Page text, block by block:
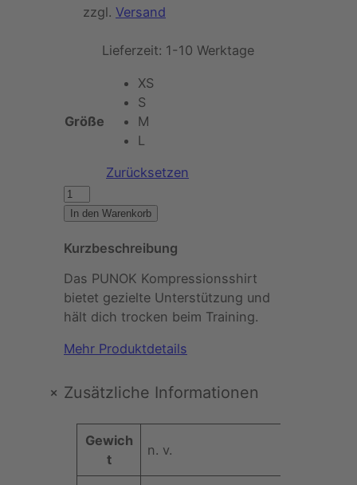
zzgl. Versand
Lieferzeit: 1-10 Werktage
Größe
XS
S
M
L
Zurücksetzen
P
U
O
–
U
n
i
e
x
In den Warenkorb
Kurzbeschreibung
Das PUNOK Kompressionsshirt
bietet gezielte Unterstützung und
hält dich trocken beim Training.
Mehr Produktdetails
+Zusätzliche Informationen
A
t
Gewich
t
n. v.